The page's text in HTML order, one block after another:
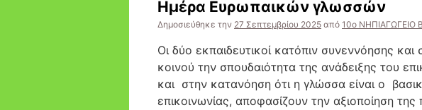
Ημέρα Ευρωπαικών γλωσσών
Δημοσιεύθηκε την 27 Σεπτεμβρίου 2025 από 10ο ΝΗΠΙΑΓΩΓΕΙΟ
Οι δύο εκπαιδευτικοί κατόπιν συνεννόησης
κοινού την σπουδαιότητα της ανάδειξης του
και στην κατανόηση ότι η γλώσσα είναι ο
επικοινωνίας, αποφασίζουν την αξιοποίηση